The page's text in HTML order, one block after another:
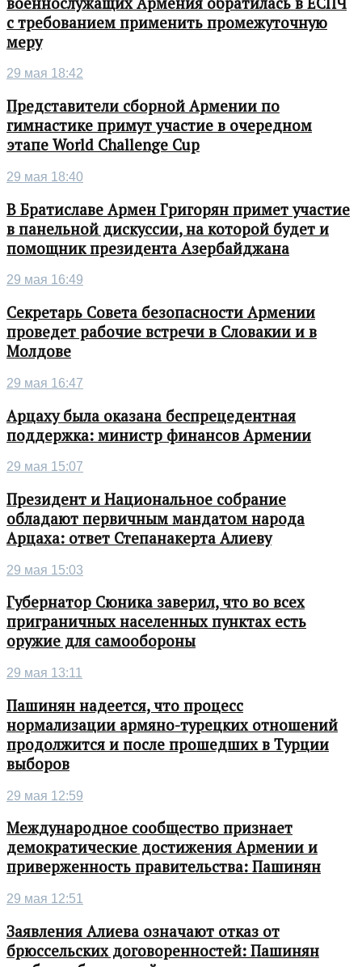
с требованием применить промежуточную
меру
29 мая 18:42
Представители сборной Армении по
гимнастике примут участие в очередном
этапе World Challenge Cup
29 мая 18:40
В Братиславе Армен Григорян примет участие
в панельной дискуссии, на которой будет и
помощник президента Азербайджана
29 мая 16:49
Секретарь Совета безопасности Армении
проведет рабочие встречи в Словакии и в
Молдове
29 мая 16:47
Арцаху была оказана беспрецедентная
поддержка: министр финансов Армении
29 мая 15:07
Президент и Национальное собрание
обладают первичным мандатом народа
Арцаха: ответ Степанакерта Алиеву
29 мая 15:03
Губернатор Сюника заверил, что во всех
приграничных населенных пунктах есть
оружие для самообороны
29 мая 13:11
Пашинян надеется, что процесс
нормализации армяно-турецких отношений
продолжится и после прошедших в Турции
выборов
29 мая 12:59
Международное сообщество признает
демократические достижения Армении и
приверженность правительства: Пашинян
29 мая 12:51
Заявления Алиева означают отказ от
брюссельских договоренностей: Пашинян